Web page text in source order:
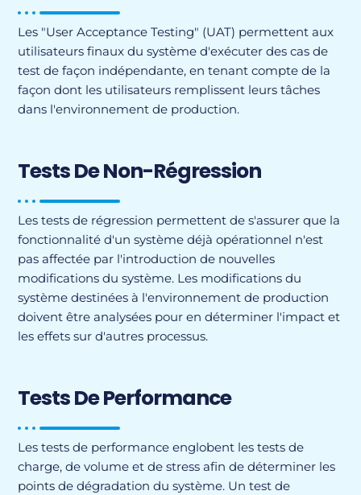
Les "User Acceptance Testing" (UAT) permettent aux
utilisateurs finaux du système d'exécuter des cas de
test de façon indépendante, en tenant compte de la
façon dont les utilisateurs remplissent leurs tâches
dans l'environnement de production.
Tests De Non-Régression
Les tests de régression permettent de s'assurer que la
fonctionnalité d'un système déjà opérationnel n'est
pas affectée par l'introduction de nouvelles
modifications du système. Les modifications du
système destinées à l'environnement de production
doivent être analysées pour en déterminer l'impact et
les effets sur d'autres processus.
Tests De Performance
Les tests de performance englobent les tests de
charge, de volume et de stress afin de déterminer les
points de dégradation du système. Un test de